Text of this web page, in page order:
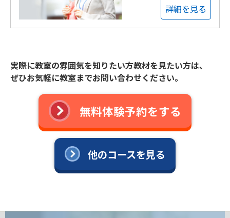
詳細を見る
実際に教室の雰囲気を知りたい方教材を見たい方は、
ぜひお気軽に教室までお問い合わせください。
無料体験予約をする
他のコースを見る